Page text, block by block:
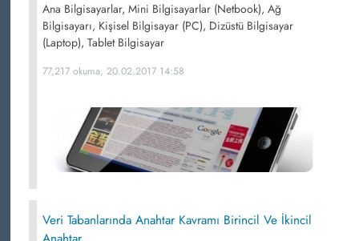
Ana Bilgisayarlar, Mini Bilgisayarlar (Netbook), Ağ
Bilgisayarı, Kişisel Bilgisayar (PC), Dizüstü Bilgisayar
(Laptop), Tablet Bilgisayar
77,217 okuma, 20.02.2017 14:58
Veri Tabanlarında Anahtar Kavramı Birincil Ve İkincil